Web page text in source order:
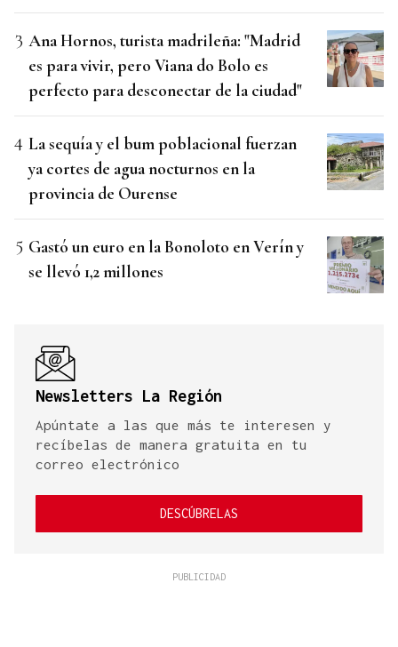
Ana Hornos, turista madrileña: "Madrid
es para vivir, pero Viana do Bolo es
perfecto para desconectar de la ciudad"
La sequía y el bum poblacional fuerzan
ya cortes de agua nocturnos en la
provincia de Ourense
Gastó un euro en la Bonoloto en Verín y
se llevó 1,2 millones
Newsletters La Región
Apúntate a las que más te interesen y
recíbelas de manera gratuita en tu
correo electrónico
DESCÚBRELAS